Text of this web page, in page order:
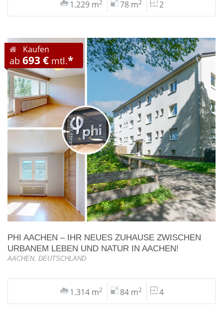
1.229 m2 78 m2 2
Kaufen
ab 693 € mtl.*
PHI AACHEN – IHR NEUES ZUHAUSE ZWISCHEN
URBANEM LEBEN UND NATUR IN AACHEN!
AACHEN, DEUTSCHLAND
1.314 m2 84 m2 4